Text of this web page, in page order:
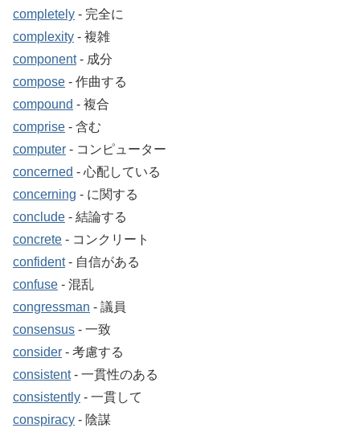
completely ‐ 完全に
complexity ‐ 複雑
component‐ 成分
compose ‐ 作曲する
compound ‐ 複合
comprise ‐ 含む
computer ‐ コンピューター
concerned ‐ 心配している
concerning ‐ に関する
conclude ‐ 結論する
concrete ‐ コンクリート
confident‐ 自信がある
confuse ‐ 混乱
congressman ‐ 議員
consensus ‐ 一致
consider ‐ 考慮する
consistent‐ 一貫性のある
consistently ‐ 一貫して
conspiracy ‐ 陰謀